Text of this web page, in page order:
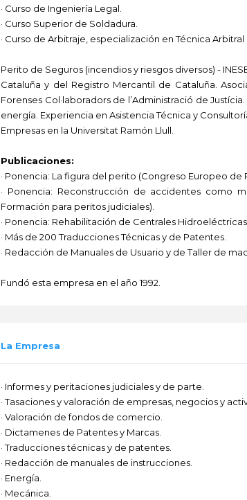
· Curso de Ingeniería Legal.
· Curso Superior de Soldadura.
· Curso de Arbitraje, especialización en Técnica Arbitral
Perito de Seguros (incendios y riesgos diversos) -
Cataluña y del Registro Mercantil de Cataluña.
Forenses Col·laboradors de l’Administració de
energía. Experiencia en Asistencia Técnica y
Empresas en la Universitat Ramón Llull.
Publicaciones:
· Ponencia: La figura del perito (Congreso Europeo de
· Ponencia: Reconstrucción de accidentes como
Formación para peritos judiciales).
· Ponencia: Rehabilitación de Centrales
· Más de 200 Traducciones Técnicas y de Patentes.
· Redacción de Manuales de Usuario y de Taller de
Fundó esta empresa en el año 1992.
La Empresa
· Informes y peritaciones judiciales y de parte.
· Tasaciones y valoración de empresas, negocios y
· Valoración de fondos de comercio.
· Dictamenes de Patentes y Marcas.
· Traducciones técnicas y de patentes.
· Redacción de manuales de instrucciones.
· Energía.
· Mecánica.